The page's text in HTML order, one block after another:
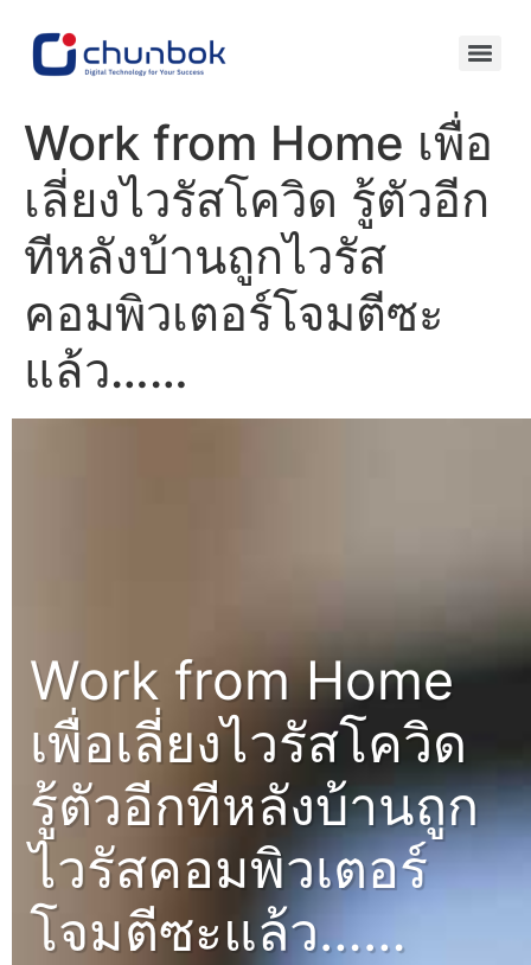
Work from Home เพื่อ
เลี่ยงไวรัสโควิด รู้ตัวอีก
ทีหลังบ้านถูกไวรัส
คอมพิวเตอร์โจมตีซะ
แล้ว……
Work from Home
เพื่อเลี่ยงไวรัสโควิด
รู้ตัวอีกทีหลังบ้านถูก
ไวรัสคอมพิวเตอร์
โจมตีซะแล้ว……